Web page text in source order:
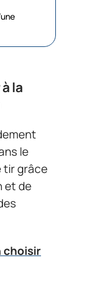
la
le
tir grâce
et de
choisir